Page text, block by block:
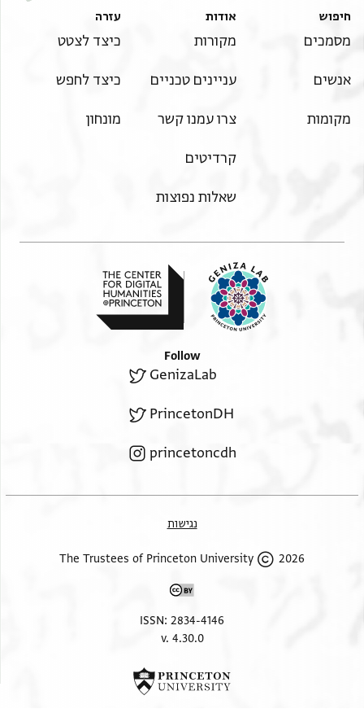
חיפוש
מסמכים
אנשים
מקומות
אודות
מקורות
עניינים טכניים
צרו עמנו קשר
קרדיטים
שאלות נפוצות
עזרה
כיצד לצטט
כיצד לחפש
מונחון
Follow
GenizaLab
PrincetonDH
princetoncdh
נגישות
2026 The Trustees of Princeton University
ISSN: 2834-4146
v. 4.30.0